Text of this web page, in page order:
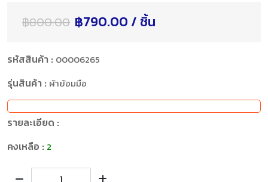
฿800.00 ฿790.00 / ชิ้น
รหัสสินค้า : 00006265
รุ่นสินค้า : ผ้าย้อมมือ
รายละเอียด :
คงเหลือ : 2